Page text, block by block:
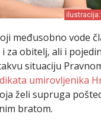
međusobno vode
za obitelj, ali i
situaciju
umirovljenika
želi supruga
bratom.